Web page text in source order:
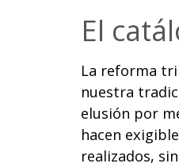
El
La reforma
nuestra
elusión por
hacen
realizados,